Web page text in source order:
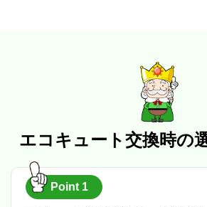
エコキュート交換時の
Point 1